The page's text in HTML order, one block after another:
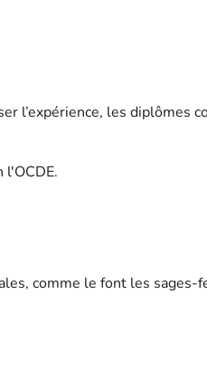
l’expérience, les diplômes
l'OCDE.
comme le font les sages-